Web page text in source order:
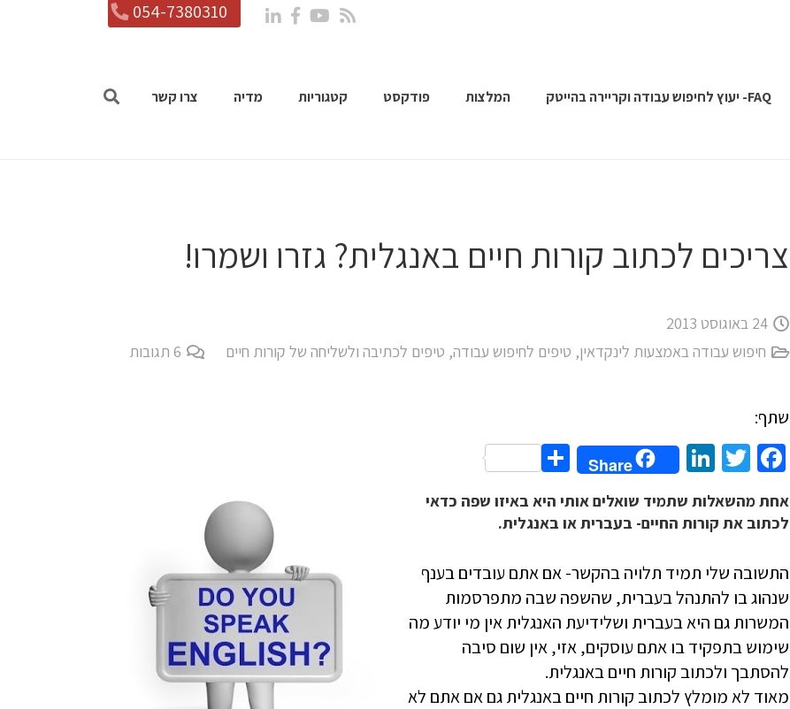
054-7380310
FAQ- יעוץ לחיפוש עבודה וקריירה בהייטק המלצות פודקסט קטגוריות מדיה צרו קשר
צריכים לכתוב קורות חיים באנגלית? גזרו ושמרו!
24 באוגוסט 2013
חיפוש עבודה באמצעות לינקדאין, טיפים לחיפוש עבודה, טיפים לכתיבה ולשליחה של קורות חיים 6 תגובות
שתף:
Facebook
Twitter
LinkedIn
Share
Share
אחת מהשאלות שתמיד שואלים אותי היא באיזו שפה כדאי
לכתוב את קורות החיים- בעברית או באנגלית.
התשובה שלי תמיד תלויה בהקשר- אם אתם עובדים בענף
שנהוג בו להתנהל בעברית, שהשפה שבה מתפרסמות
המשרות גם היא בעברית ושלידיעת האנגלית אין מי יודע מה
שימוש בתפקיד בו אתם עוסקים, אזי, אין שום סיבה
להסתבך ולכתוב קורות חיים באנגלית.
מאוד לא מומלץ לכתוב קורות חיים באנגלית גם אם אתם לא